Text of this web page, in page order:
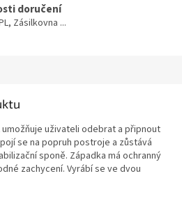
doručení
Zásilkovna ...
umožňuje uživateli odebrat a připnout
se na popruh postroje a zůstává
sponě. Západka má ochranný
zachycení. Vyrábí se ve dvou